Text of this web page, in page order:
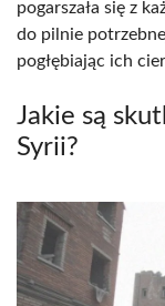
pogarszała się z
do pilnie
pogłębiając ich
Jakie są
Syrii?